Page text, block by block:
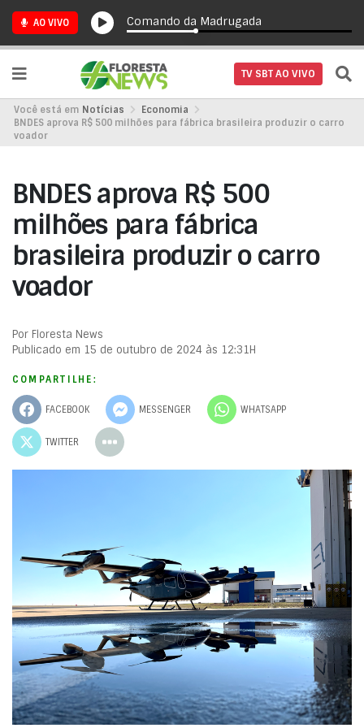
AO VIVO Comando da Madrugada
TV SBT AO VIVO
Você está em Notícias
Economia
BNDES aprova R$ 500 milhões para fábrica brasileira produzir o carro
voador
BNDES aprova R$ 500
milhões para fábrica
brasileira produzir o carro
voador
Por Floresta News
Publicado em 15 de outubro de 2024 às 12:31H
COMPARTILHE:
FACEBOOK MESSENGER WHATSAPP
TWITTER